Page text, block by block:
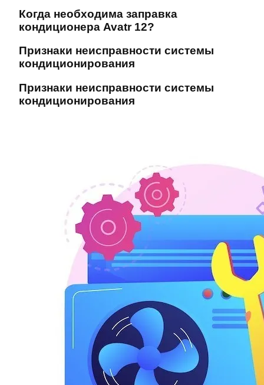
Когда необходима заправка
кондиционера Avatr 12?
Признаки неисправности системы
кондиционирования
Признаки неисправности системы
кондиционирования